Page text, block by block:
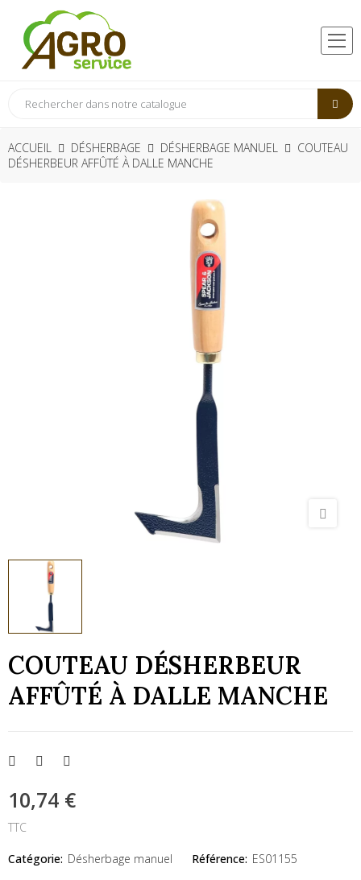
ACCUEIL DÉSHERBAGE DÉSHERBAGE MANUEL
COUTEAU
DÉSHERBEUR AFFÛTÉ À DALLE MANCHE
COUTEAU DÉSHERBEUR
AFFÛTÉ À DALLE MANCHE
10,74 €
TTC
Catégorie: Désherbage manuel Référence: ES01155